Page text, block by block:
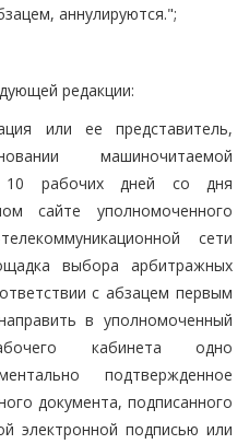
аннулируются.";
редакции:
или ее представитель,
машиночитаемой
10 рабочих дней со дня
сайте уполномоченного
сети
выбора арбитражных
с абзацем первым
в уполномоченный
кабинета одно
подтвержденное
документа, подписанного
электронной подписью или